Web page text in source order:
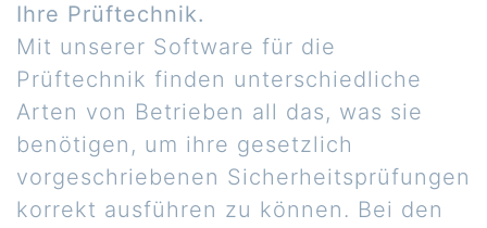
Ihre Prüftechnik.
Mit unserer Software für die
Prüftechnik finden unterschiedliche
Arten von Betrieben all das, was sie
benötigen, um ihre gesetzlich
vorgeschriebenen Sicherheitsprüfungen
korrekt ausführen zu können. Bei den